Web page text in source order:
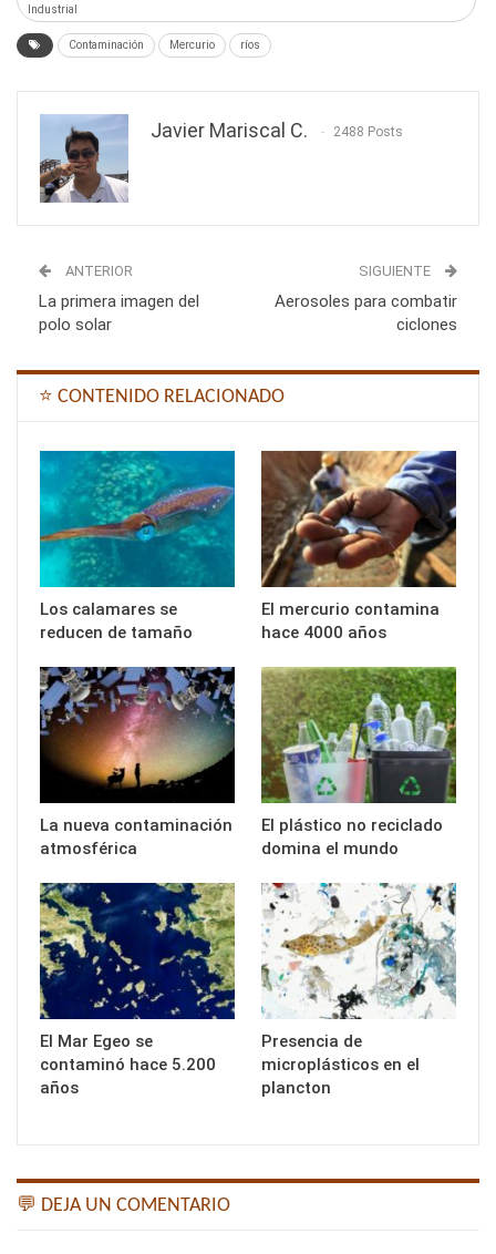
Industrial
Contaminación Mercurio ríos
Javier Mariscal C. 2488 Posts
ANTERIOR
La primera imagen del
polo solar
SIGUIENTE
Aerosoles para combatir
ciclones
⭐ CONTENIDO RELACIONADO
Los calamares se
reducen de tamaño
El mercurio contamina
hace 4000 años
La nueva contaminación
atmosférica
El plástico no reciclado
domina el mundo
El Mar Egeo se
contaminó hace 5.200
años
Presencia de
microplásticos en el
plancton
💬 DEJA UN COMENTARIO